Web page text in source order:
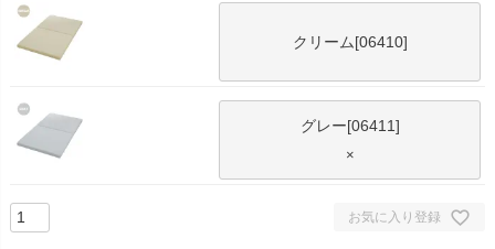
クリーム[06410]
グレー[06411]
×
お気に入り登録